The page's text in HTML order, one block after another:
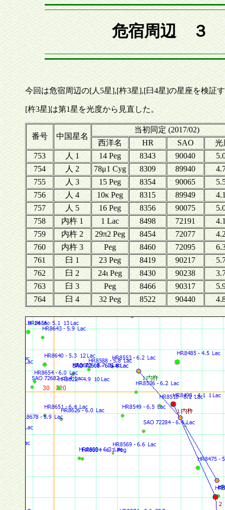
危宿周辺 ３
今回は危宿周辺の[人5星],[杵3星],[臼4星]の星座を検証
[杵3星]は第1星を光度から見直した。
番号 中国星名
当初同定 (2017/02)
西洋名
HR SAO
光
753
人 1 14 Peg 8343 90040
754
人 2 78μ1 Cyg 8309 89940
755
人 3 15 Peg 8354 90065
756
人 4 10κ Peg 8315 89949
757
人 5 16 Peg 8356 90075
758
内杵 1 1 Lac 8498 72191
759
内杵 2 29π2 Peg 8454 72077
760
内杵 3 Peg 8460 72095
761
臼 1 23 Peg 8419 90217
762
臼 2 24ι Peg 8430 90238
763
臼 3 Peg 8466 90317
764
臼 4 32 Peg 8522 90440